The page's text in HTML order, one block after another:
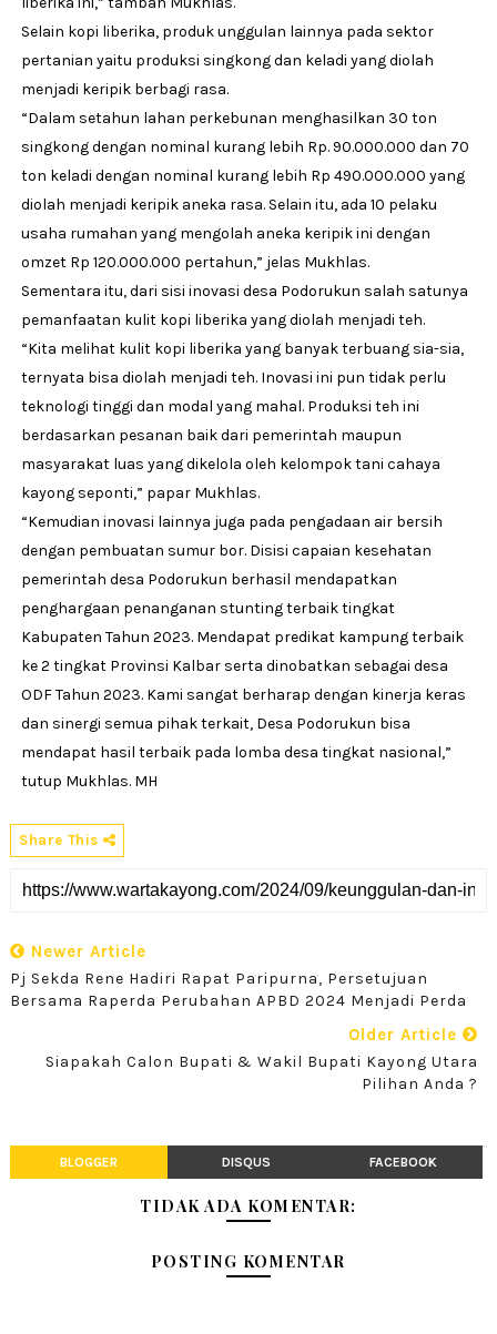
Selain kopi liberika, produk unggulan lainnya pada sektor
pertanian yaitu produksi singkong dan keladi yang diolah
menjadi keripik berbagi rasa.
“Dalam setahun lahan perkebunan menghasilkan 30 ton
singkong dengan nominal kurang lebih Rp. 90.000.000 dan 70
ton keladi dengan nominal kurang lebih Rp 490.000.000 yang
diolah menjadi keripik aneka rasa. Selain itu, ada 10 pelaku
usaha rumahan yang mengolah aneka keripik ini dengan
omzet Rp 120.000.000 pertahun,” jelas Mukhlas.
Sementara itu, dari sisi inovasi desa Podorukun salah satunya
pemanfaatan kulit kopi liberika yang diolah menjadi teh.
“Kita melihat kulit kopi liberika yang banyak terbuang sia-sia,
ternyata bisa diolah menjadi teh. Inovasi ini pun tidak perlu
teknologi tinggi dan modal yang mahal. Produksi teh ini
berdasarkan pesanan baik dari pemerintah maupun
masyarakat luas yang dikelola oleh kelompok tani cahaya
kayong seponti,” papar Mukhlas.
“Kemudian inovasi lainnya juga pada pengadaan air bersih
dengan pembuatan sumur bor. Disisi capaian kesehatan
pemerintah desa Podorukun berhasil mendapatkan
penghargaan penanganan stunting terbaik tingkat
Kabupaten Tahun 2023. Mendapat predikat kampung terbaik
ke 2 tingkat Provinsi Kalbar serta dinobatkan sebagai desa
ODF Tahun 2023. Kami sangat berharap dengan kinerja keras
dan sinergi semua pihak terkait, Desa Podorukun bisa
mendapat hasil terbaik pada lomba desa tingkat nasional,”
tutup Mukhlas. MH
Share This
Newer Article
Pj Sekda Rene Hadiri Rapat Paripurna, Persetujuan
Bersama Raperda Perubahan APBD 2024 Menjadi Perda
Older Article
Siapakah Calon Bupati & Wakil Bupati Kayong Utara
Pilihan Anda ?
BLOGGER DISQUS FACEBOOK
TIDAK ADA KOMENTAR:
POSTING KOMENTAR